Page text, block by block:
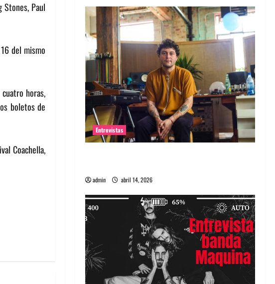
Stones, Paul
del mismo
horas,
boletos de
Coachella,
Entrevistas
admin abril 14, 2026